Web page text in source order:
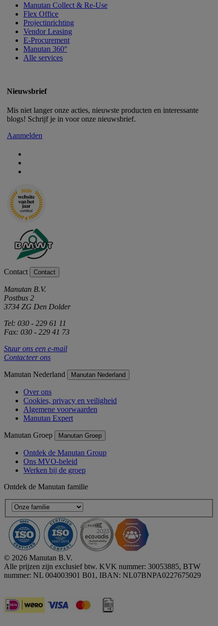
Manutan Collect & Re-Use
Flex Office
Projectinrichting
Vendor Leasing
E-Procurement
Manutan 360°
Alle services
Nieuwsbrief
Mis niet langer onze acties, nieuwste producten en interessante
blogs! Schrijf je in voor onze nieuwsbrief.
Aanmelden
Contact Contact
Manutan B.V.
Postbus 2
3734 ZG Den Dolder
Tel: 030 - 229 61 11
Fax: 030 - 229 41 73
Stuur ons een e-mail
Contacteer ons
Manutan Nederland Manutan Nederland
Over ons
Cookies, privacy en veiligheid
Algemene voorwaarden
Manutan Expert
Manutan Groep Manutan Groep
Ontdek de Manutan Group
Ons MVO-beleid
Werken bij de groep
Ontdek de Manutan familie
© 2026 Manutan B.V.
Alle prijzen zijn exclusief btw. KVK nummer: 30053885, BTW
nummer: NL 004003901 B01, IBAN: NL07BNPA0227675029